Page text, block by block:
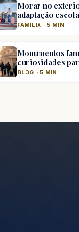
Morar no
adaptação
FAMÍLIA · 5 MIN
Monumentos
curiosidades
BLOG · 5 MIN